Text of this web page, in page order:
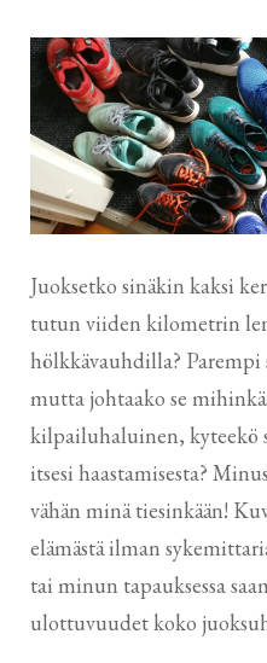
Juoksetko sinäkin kaksi
tutun viiden kilometrin
hölkkävauhdilla?
mutta johtaako se
kilpailuhaluinen, kyteekö
itsesi haastamisesta?
vähän minä tiesinkään!
elämästä ilman
tai minun tapauksessa
ulottuvuudet koko